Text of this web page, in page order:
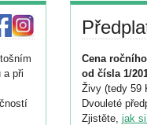
a při
Cena
od čísla 1/
Živy (tedy 59
Dvouleté
Zjistěte, jak